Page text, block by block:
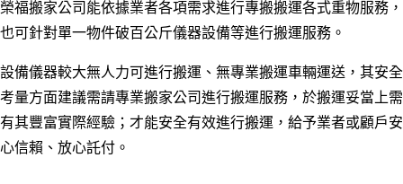
榮福搬家公司能依據業者各項需求進行專搬搬運各式重物服務，
也可針對單一物件破百公斤儀器設備等進行搬運服務。
設備儀器較大無人力可進行搬運、無專業搬運車輛運送，其安全
考量方面建議需請專業搬家公司進行搬運服務，於搬運妥當上需
有其豐富實際經驗；才能安全有效進行搬運，給予業者或顧戶安
心信賴 、 放心託付。